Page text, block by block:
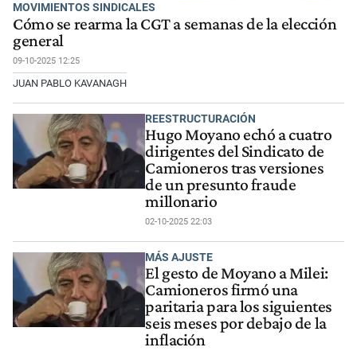
MOVIMIENTOS SINDICALES
Cómo se rearma la CGT a semanas de la elección
general
09-10-2025 12:25
JUAN PABLO KAVANAGH
REESTRUCTURACIÓN
Hugo Moyano echó a cuatro
dirigentes del Sindicato de
Camioneros tras versiones
de un presunto fraude
millonario
02-10-2025 22:03
MÁS AJUSTE
El gesto de Moyano a Milei:
Camioneros firmó una
paritaria para los siguientes
seis meses por debajo de la
inflación